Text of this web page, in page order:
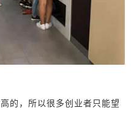
的，所以很多创业者只能望